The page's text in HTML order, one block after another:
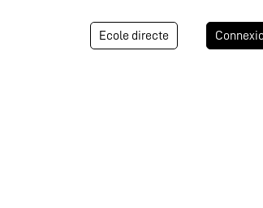
Ecole directe